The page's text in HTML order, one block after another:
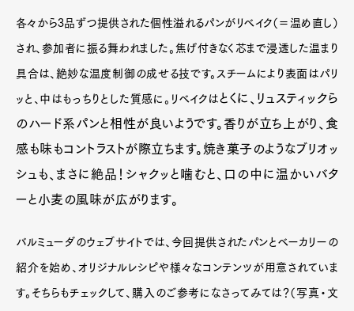
各々から3品ずつ提供された個性溢れるパンがリベイク（＝温め直し）
され、参加者に振る舞われました。焦げ付きなく芯まで浸透した温まり
具合は、絶妙な温度制御の成せる技です。スチームにより表面はパリ
ッと、中はもっちりとした質感に。リベイクはとくに、リュスティックら
のハード系パンと相性が良いようです。香りが立ち上がり、食
感も味もコントラストが際立ちます。焼き菓子のようなブリオッ
シュも、まさに絶品！シャクッと噛むと、口の中に温かいバタ
ーと小麦の風味が広がります。
バルミューダのウェブサイトでは、今回提供されたパンとベーカリーの
紹介を始め、オリジナルレシピや様々なコンテンツが用意されていま
す。そちらもチェックして、購入のご参考になさってみては？（写真・文